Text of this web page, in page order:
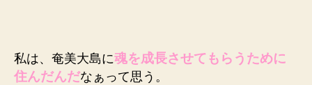
私は、奄美大島に魂を成長させてもらうために
住んだんだなぁって思う。